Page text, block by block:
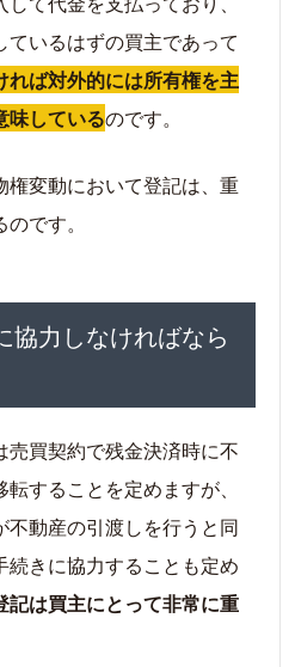
いるはずの買主であって
れば対外的には所有権を主
味しているのです。
権変動において登記は、重
です。
協力しなければなら
買契約で残金決済時に不
することを定めますが、
動産の引渡しを行うと同
続きに協力することも定め
記は買主にとって非常に重